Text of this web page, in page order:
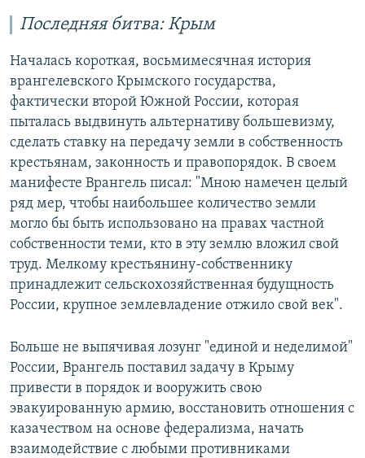
Последняя битва: Крым
Началась короткая, восьмимесячная история
врангелевского Крымского государства,
фактически второй Южной России, которая
пыталась выдвинуть альтернативу большевизму,
сделать ставку на передачу земли в собственность
крестьянам, законность и правопорядок. В своем
манифесте Врангель писал: "Мною намечен целый
ряд мер, чтобы наибольшее количество земли
могло бы быть использовано на правах частной
собственности теми, кто в эту землю вложил свой
труд. Мелкому крестьянину-собственнику
принадлежит сельскохозяйственная будущность
России, крупное землевладение отжило свой век".
Больше не выпячивая лозунг "единой и неделимой"
России, Врангель поставил задачу в Крыму
привести в порядок и вооружить свою
эвакуированную армию, восстановить отношения с
казачеством на основе федерализма, начать
взаимодействие с любыми противниками